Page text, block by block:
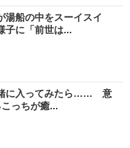
湯船の中をスーイスイ
に「前世は...
に入ってみたら…… 意
っちが癒...